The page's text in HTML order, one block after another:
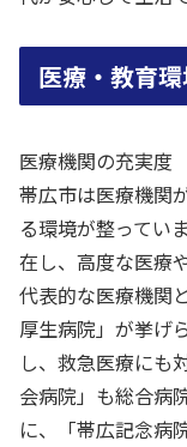
医療・教育
医療機関の充実度
帯広市は医療機関
る環境が整ってい
在し、高度な医療
代表的な医療機関
厚生病院」が挙げ
し、救急医療にも
会病院」も総合病
に、「帯広記念病